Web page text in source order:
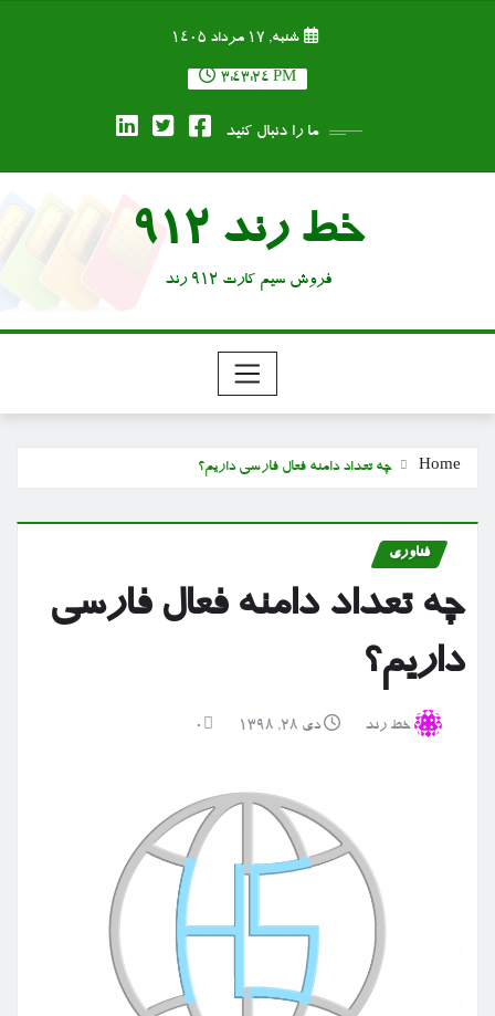
شنبه, ۱۷ مرداد ۱۴۰۵
3:43:24 PM
ما را دنبال کنید
خط رند 912
فروش سیم کارت 912 رند
Home چه تعداد دامنه فعال فارسی داریم؟
فناوری
چه تعداد دامنه فعال فارسی
داریم؟
خط رند دی ۲۸, ۱۳۹۸ 0